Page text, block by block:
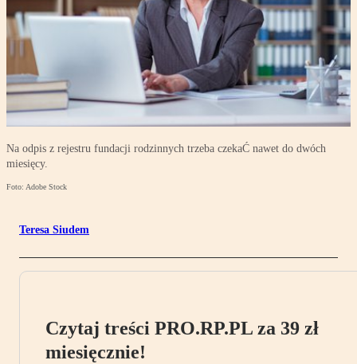
Na odpis z rejestru fundacji rodzinnych trzeba czekaĆ nawet do dwóch
miesięcy.
Foto: Adobe Stock
Teresa Siudem
Czytaj treści PRO.RP.PL za 39 zł
miesięcznie!